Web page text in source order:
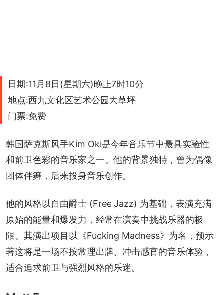
日期:11月8日(星期六)晚上7时10分
地点:西九文化区艺术公园大草坪
门票:免费
韩国萨克斯风手Kim Oki是今年音乐节中最具实验性
和前卫色彩的音乐家之一。他的背景独特，曾为偶像
团体伴舞，后来投身音乐创作。
他的风格以自由爵士 (Free Jazz) 为基础，表演充满
原始的能量和爆发力，经常在演奏中挑战乐器的极
限。其演出项目以《Fucking Madness》为名，预示
著这将是一场不按常理出牌、冲击感官的音乐体验，
适合追求前卫与强烈风格的乐迷。